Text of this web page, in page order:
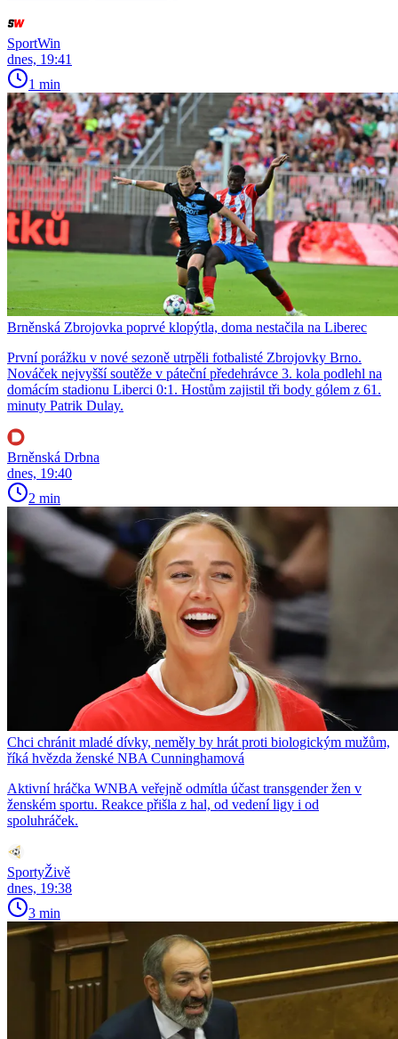
SportWin
dnes, 19:41
1 min
Brněnská Zbrojovka poprvé klopýtla, doma nestačila na Liberec
První porážku v nové sezoně utrpěli fotbalisté Zbrojovky Brno.
Nováček nejvyšší soutěže v páteční předehrávce 3. kola podlehl na
domácím stadionu Liberci 0:1. Hostům zajistil tři body gólem z 61.
minuty Patrik Dulay.
Brněnská Drbna
dnes, 19:40
2 min
Chci chránit mladé dívky, neměly by hrát proti biologickým mužům,
říká hvězda ženské NBA Cunninghamová
Aktivní hráčka WNBA veřejně odmítla účast transgender žen v
ženském sportu. Reakce přišla z hal, od vedení ligy i od
spoluhráček.
SportyŽivě
dnes, 19:38
3 min